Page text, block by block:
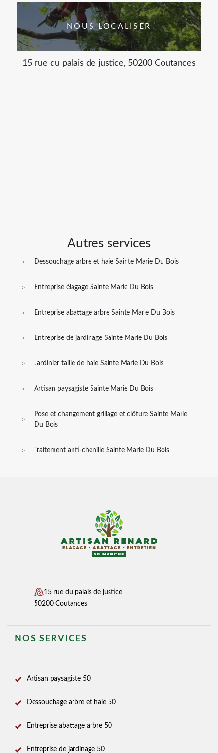
NOUS LOCALISER
15 rue du palais de justice, 50200 Coutances
Autres services
Dessouchage arbre et haie Sainte Marie Du Bois
Entreprise élagage Sainte Marie Du Bois
Entreprise abattage arbre Sainte Marie Du Bois
Entreprise de jardinage Sainte Marie Du Bois
Jardinier taille de haie Sainte Marie Du Bois
Artisan paysagiste Sainte Marie Du Bois
Pose et changement grillage et clôture Sainte Marie
Du Bois
Traitement anti-chenille Sainte Marie Du Bois
15 rue du palais de justice
50200 Coutances
NOS SERVICES
Artisan paysagiste 50
Dessouchage arbre et haie 50
Entreprise abattage arbre 50
Entreprise de jardinage 50